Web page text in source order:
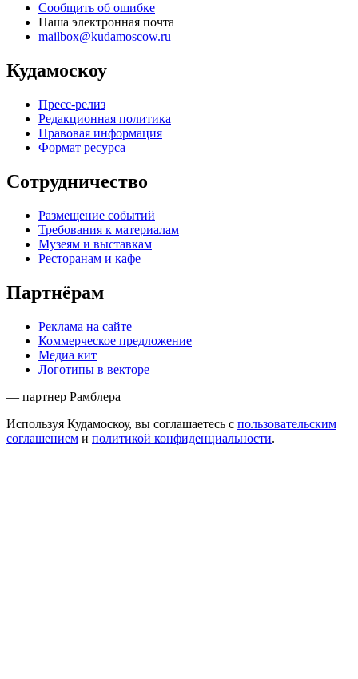
Сообщить об ошибке
Наша электронная почта
mailbox@kudamoscow.ru
Кудамоскоу
Пресс-релиз
Редакционная политика
Правовая информация
Формат ресурса
Сотрудничество
Размещение событий
Требования к материалам
Музеям и выставкам
Ресторанам и кафе
Партнёрам
Реклама на сайте
Коммерческое предложение
Медиа кит
Логотипы в векторе
— партнер Рамблера
Используя Кудамоскоу, вы соглашаетесь с пользовательским
соглашением и политикой конфиденциальности.